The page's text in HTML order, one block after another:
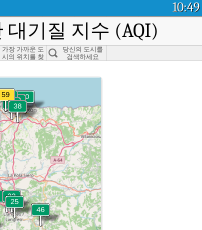
10:49
기질 지수 (AQI)
가장 가까운 도
시의 위치를 찾
당신의 도시를
검색하세요